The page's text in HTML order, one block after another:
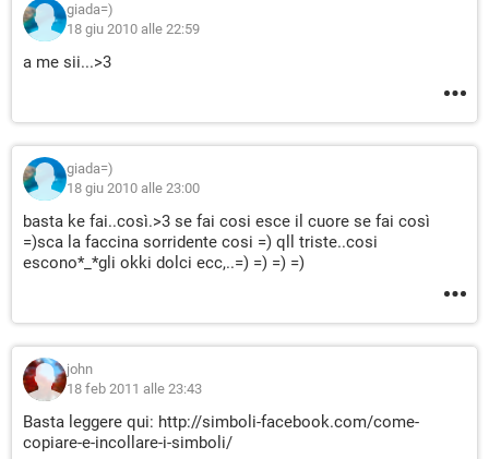
giada=)
18 giu 2010 alle 22:59
a me sii...>3
giada=)
18 giu 2010 alle 23:00
basta ke fai..così.>3 se fai cosi esce il cuore se fai così
=)sca la faccina sorridente cosi =) qll triste..cosi
escono*_*gli okki dolci ecc,..=) =) =) =)
john
18 feb 2011 alle 23:43
Basta leggere qui: http://simboli-facebook.com/come-
copiare-e-incollare-i-simboli/